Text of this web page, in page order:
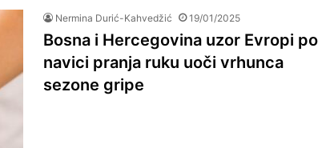
Nermina Durić-Kahvedžić 19/01/2025
Bosna i Hercegovina uzor Evropi po
navici pranja ruku uoči vrhunca
sezone gripe